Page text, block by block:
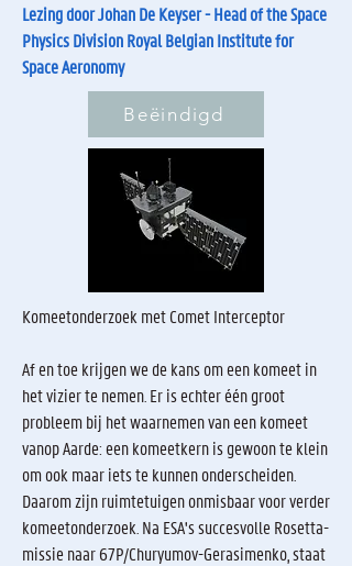
Lezing door Johan De Keyser - Head of the Space
Physics Division Royal Belgian Institute for
Space Aeronomy
Beëindigd
Komeetonderzoek met Comet Interceptor
Af en toe krijgen we de kans om een komeet in
het vizier te nemen. Er is echter één groot
probleem bij het waarnemen van een komeet
vanop Aarde: een komeetkern is gewoon te klein
om ook maar iets te kunnen onderscheiden.
Daarom zijn ruimtetuigen onmisbaar voor verder
komeetonderzoek. Na ESA's succesvolle Rosetta-
missie naar 67P/Churyumov-Gerasimenko, staat